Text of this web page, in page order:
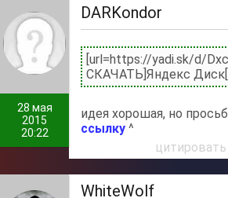
28 мая
2015
20:22
DARKondor
[url=https://yadi.sk/d/
СКАЧАТЬ]Яндекс
идея хорошая, но
ссылку^
цитировать
WhiteWolf